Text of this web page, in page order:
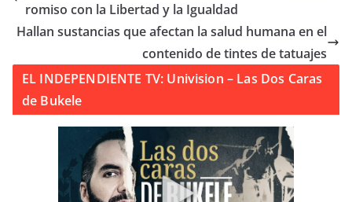
romiso con la Libertad y la Igualdad
Hallan sustancias que afectan la salud humana en el
contenido de tintes de tatuajes
EL INDEPENDIENTE TV: Univision – Las Dos Caras
de Bukele